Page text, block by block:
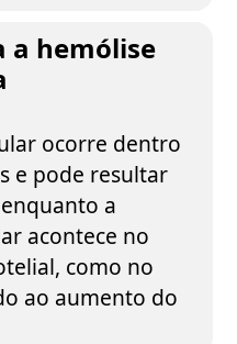
a hemólise
ocorre dentro
e pode resultar
a
acontece no
como no
ao aumento do